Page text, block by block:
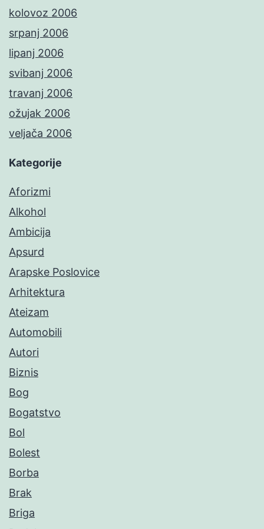
kolovoz 2006
srpanj 2006
lipanj 2006
svibanj 2006
travanj 2006
ožujak 2006
veljača 2006
Kategorije
Aforizmi
Alkohol
Ambicija
Apsurd
Arapske Poslovice
Arhitektura
Ateizam
Automobili
Autori
Biznis
Bog
Bogatstvo
Bol
Bolest
Borba
Brak
Briga